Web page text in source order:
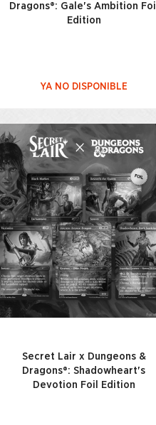
Dragons®: Gale's Ambition Foil
Edition
YA NO DISPONIBLE
Secret Lair x Dungeons &
Dragons®: Shadowheart's
Devotion Foil Edition